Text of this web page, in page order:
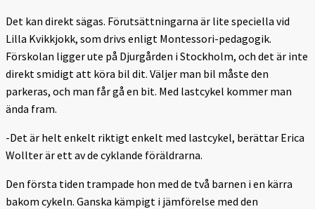
Det kan direkt sägas. Förutsättningarna är lite speciella vid
Lilla Kvikkjokk, som drivs enligt Montessori-pedagogik.
Förskolan ligger ute på Djurgården i Stockholm, och det är inte
direkt smidigt att köra bil dit. Väljer man bil måste den
parkeras, och man får gå en bit. Med lastcykel kommer man
ända fram.
-Det är helt enkelt riktigt enkelt med lastcykel, berättar Erica
Wollter är ett av de cyklande föräldrarna.
Den första tiden trampade hon med de två barnen i en kärra
bakom cykeln. Ganska kämpigt i jämförelse med den